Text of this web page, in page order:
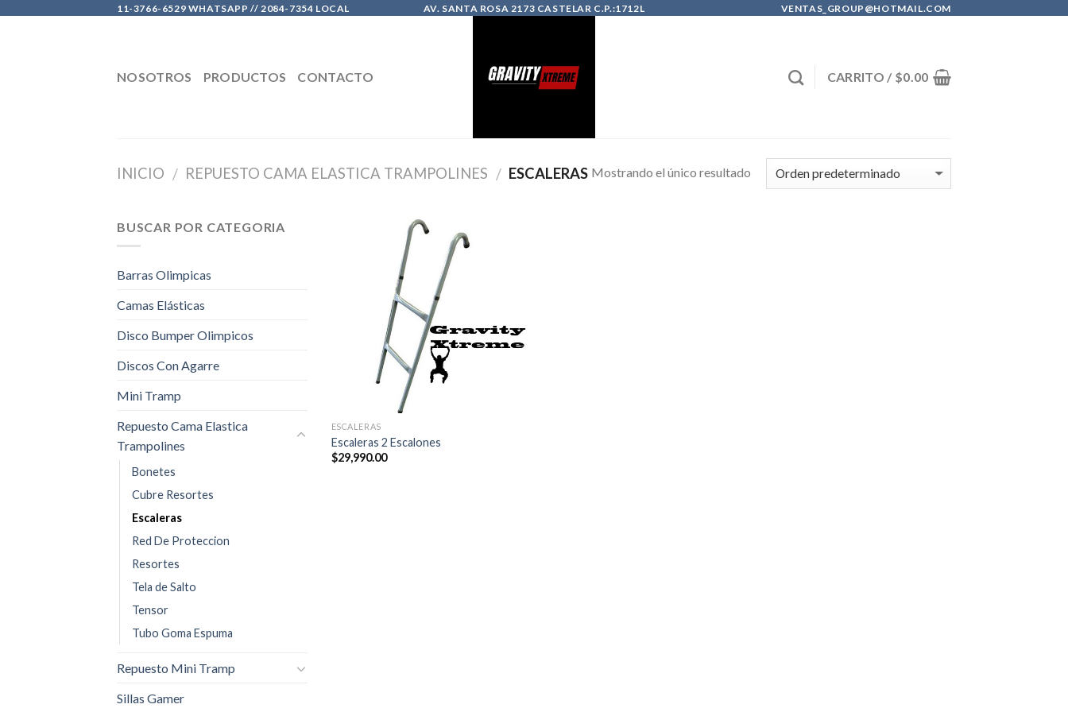
11-3766-6529 WHATSAPP // 2084-7354 LOCAL AV. SANTA ROSA 2173 CASTELAR C.P.:1712L VENTAS_GROUP@HOTMAIL.COM
NOSOTROS PRODUCTOS CONTACTO CARRITO / $0.00
INICIO / REPUESTO CAMA ELASTICA TRAMPOLINES / ESCALERAS Mostrando el único resultado
BUSCAR POR CATEGORIA
Barras Olimpicas
Camas Elásticas
Disco Bumper Olimpicos
Discos Con Agarre
Mini Tramp
Repuesto Cama Elastica
Trampolines
Bonetes
Cubre Resortes
Escaleras
Red De Proteccion
Resortes
Tela de Salto
Tensor
Tubo Goma Espuma
Repuesto Mini Tramp
Sillas Gamer
ESCALERAS
Escaleras 2 Escalones
$29,990.00